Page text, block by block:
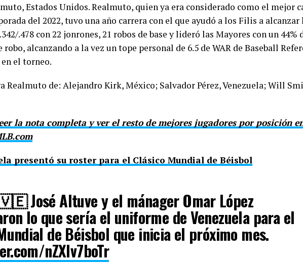
Estados Unidos. Realmuto, quien ya era considerado como el mejor
del 2022, tuvo una año carrera con el que ayudó a los Filis a alcanzar
.478 con 22 jonrones, 21 robos de base y lideró las Mayores con un 44%
alcanzando a la vez un tope personal de 6.5 de WAR de Baseball
el torneo.
Realmuto de: Alejandro Kirk, México; Salvador Pérez, Venezuela; Will
la nota completa y ver el resto de mejores jugadores por posición
presentó su roster para el Clásico Mundial de Béisbol
José Altuve y el mánager Omar López
lo que sería el uniforme de Venezuela para el
de Béisbol que inicia el próximo mes.
nZXlv7boTr